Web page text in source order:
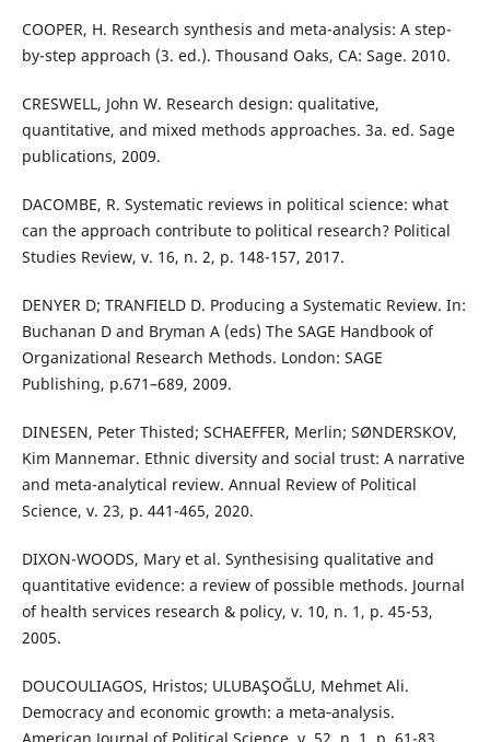
COOPER, H. Research synthesis and meta-analysis: A step-
by-step approach (3. ed.). Thousand Oaks, CA: Sage. 2010.
CRESWELL, John W. Research design: qualitative,
quantitative, and mixed methods approaches. 3a. ed. Sage
publications, 2009.
DACOMBE, R. Systematic reviews in political science: what
can the approach contribute to political research? Political
Studies Review, v. 16, n. 2, p. 148-157, 2017.
DENYER D; TRANFIELD D. Producing a Systematic Review. In:
Buchanan D and Bryman A (eds) The SAGE Handbook of
Organizational Research Methods. London: SAGE
Publishing, p.671–689, 2009.
DINESEN, Peter Thisted; SCHAEFFER, Merlin; SØNDERSKOV,
Kim Mannemar. Ethnic diversity and social trust: A narrative
and meta-analytical review. Annual Review of Political
Science, v. 23, p. 441-465, 2020.
DIXON-WOODS, Mary et al. Synthesising qualitative and
quantitative evidence: a review of possible methods. Journal
of health services research & policy, v. 10, n. 1, p. 45-53,
2005.
DOUCOULIAGOS, Hristos; ULUBAŞOĞLU, Mehmet Ali.
Democracy and economic growth: a meta‐analysis.